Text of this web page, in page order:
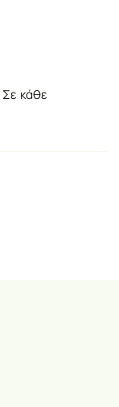
Σε κάθε